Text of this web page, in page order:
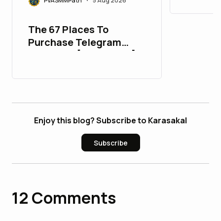
The 67 Places To
Purchase Telegram
Accounts [PVA&Aged]
Enjoy this blog? Subscribe to Karasakal
Subscribe
12 Comments